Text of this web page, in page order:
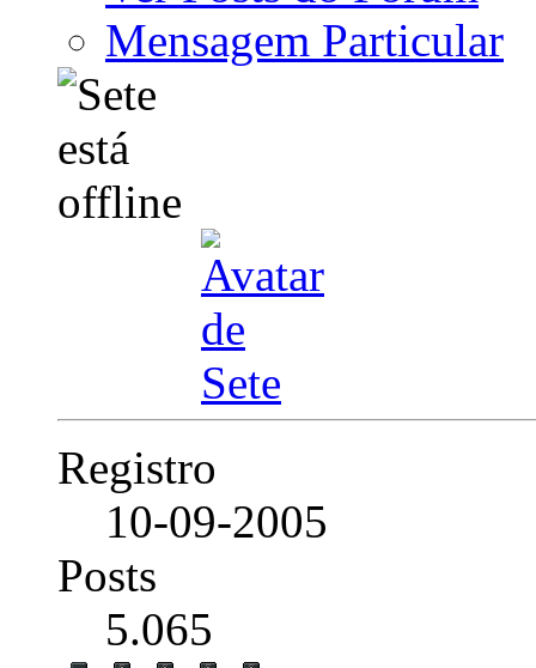
Mensagem Particular
Registro
10-09-2005
Posts
5.065